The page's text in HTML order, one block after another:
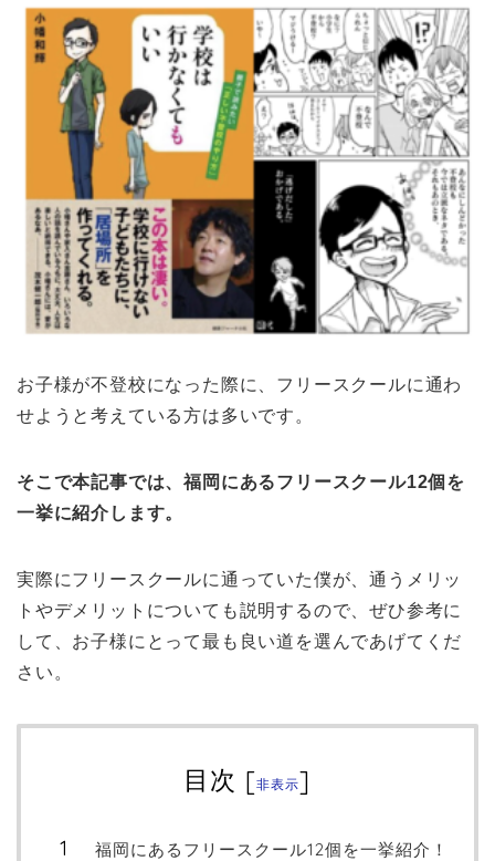
お子様が不登校になった際に、フリースクールに通わ
せようと考えている方は多いです。
そこで本記事では、福岡にあるフリースクール12個を
一挙に紹介します。
実際にフリースクールに通っていた僕が、通うメリッ
トやデメリットについても説明するので、ぜひ参考に
して、お子様にとって最も良い道を選んであげてくだ
さい。
目次 [非表示]
福岡にあるフリースクール12個を一挙紹介！